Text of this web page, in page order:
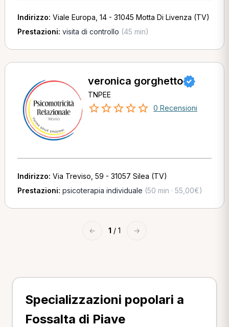
Indirizzo: Viale Europa, 14 - 31045 Motta Di Livenza (TV)
Prestazioni: visita di controllo (45 min)
veronica gorghetto
TNPEE
0 Recensioni
Indirizzo: Via Treviso, 59 - 31057 Silea (TV)
Prestazioni: psicoterapia individuale (50 min · 55,00€)
← 1 / 1 →
Specializzazioni popolari a
Fossalta di Piave